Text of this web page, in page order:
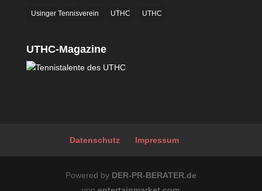
Usinger Tennisverein UTHC UTHC
UTHC-Magazine
Datenschutz Impressum
Powered by DER-PR-BERATER.de